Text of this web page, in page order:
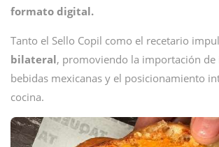
formato digital.
Tanto el Sello Copil como el recetario
bilateral, promoviendo la importación de
bebidas mexicanas y el posicionamiento
cocina.